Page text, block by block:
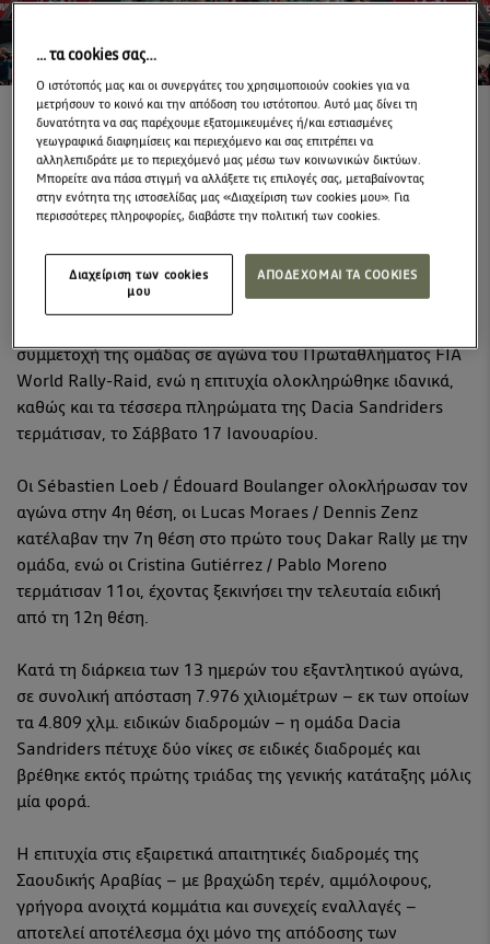
Η ομάδα Dacia Sandriders κατέκτησε τη νίκη στο 48ο Rally
Dakar, τον πιο σκληρό και απαιτητικό αγώνα του
παγκόσμιου μηχανοκίνητου αθλητισμού, με τους Nasser
Al-Attiyah και Fabian Lurquin να πετυχαίνουν μια απόλυτα
εντυπωσιακή επικράτηση, με διαφορά σχεδόν 10 λεπτών
από τον ανταγωνισμό.
συμμετοχή της ομάδας σε αγώνα του Πρωταθλήματος FIA
World Rally-Raid, ενώ η επιτυχία ολοκληρώθηκε ιδανικά,
καθώς και τα τέσσερα πληρώματα της Dacia Sandriders
τερμάτισαν, το Σάββατο 17 Ιανουαρίου.
Οι Sébastien Loeb / Édouard Boulanger ολοκλήρωσαν τον
αγώνα στην 4η θέση, οι Lucas Moraes / Dennis Zenz
κατέλαβαν την 7η θέση στο πρώτο τους Dakar Rally με την
ομάδα, ενώ οι Cristina Gutiérrez / Pablo Moreno
τερμάτισαν 11οι, έχοντας ξεκινήσει την τελευταία ειδική
από τη 12η θέση.
Κατά τη διάρκεια των 13 ημερών του εξαντλητικού αγώνα,
σε συνολική απόσταση 7.976 χιλιομέτρων – εκ των οποίων
τα 4.809 χλμ. ειδικών διαδρομών – η ομάδα Dacia
Sandriders πέτυχε δύο νίκες σε ειδικές διαδρομές και
βρέθηκε εκτός πρώτης τριάδας της γενικής κατάταξης μόλις
μία φορά.
Η επιτυχία στις εξαιρετικά απαιτητικές διαδρομές της
Σαουδικής Αραβίας – με βραχώδη τερέν, αμμόλοφους,
γρήγορα ανοιχτά κομμάτια και συνεχείς εναλλαγές –
αποτελεί αποτέλεσμα όχι μόνο της απόδοσης των
... τα cookies σας…
Ο ιστότοπός μας και οι συνεργάτες του χρησιμοποιούν cookies για να
μετρήσουν το κοινό και την απόδοση του ιστότοπου. Αυτό μας δίνει τη
δυνατότητα να σας παρέχουμε εξατομικευμένες ή/και εστιασμένες
γεωγραφικά διαφημίσεις και περιεχόμενο και σας επιτρέπει να
αλληλεπιδράτε με το περιεχόμενό μας μέσω των κοινωνικών δικτύων.
Μπορείτε ανα πάσα στιγμή να αλλάξετε τις επιλογές σας, μεταβαίνοντας
στην ενότητα της ιστοσελίδας μας «Διαχείριση των cookies μου». Για
περισσότερες πληροφορίες, διαβάστε την πολιτική των cookies.
ΑΠΟΔΕΧΟΜΑΙ ΤΑ COOKIES
Διαχείριση των cookies
μου